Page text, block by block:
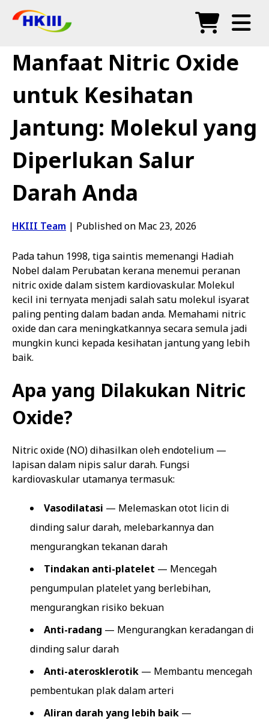
Soalan Lazim
Blog
Agen Sah
Kedai
Manfaat Nitric Oxide
untuk Kesihatan
Jantung: Molekul yang
Diperlukan Salur
Darah Anda
HKIII Team | Published on Mac 23, 2026
Pada tahun 1998, tiga saintis memenangi Hadiah
Nobel dalam Perubatan kerana menemui peranan
nitric oxide dalam sistem kardiovaskular. Molekul
kecil ini ternyata menjadi salah satu molekul isyarat
paling penting dalam badan anda. Memahami nitric
oxide dan cara meningkatkannya secara semula jadi
mungkin kunci kepada kesihatan jantung yang lebih
baik.
Apa yang Dilakukan Nitric
Oxide?
Nitric oxide (NO) dihasilkan oleh endotelium —
lapisan dalam nipis salur darah. Fungsi
kardiovaskular utamanya termasuk:
Vasodilatasi — Melemaskan otot licin di
dinding salur darah, melebarkannya dan
mengurangkan tekanan darah
Tindakan anti-platelet — Mencegah
pengumpulan platelet yang berlebihan,
mengurangkan risiko bekuan
Anti-radang — Mengurangkan keradangan di
dinding salur darah
Anti-aterosklerotik — Membantu mencegah
pembentukan plak dalam arteri
Aliran darah yang lebih baik —